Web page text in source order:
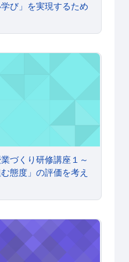
び」を実現するため
づくり研修講座１～「主体的
づくり研修講座１～
態度」の評価を考え
（技術分野）の授業づくり研